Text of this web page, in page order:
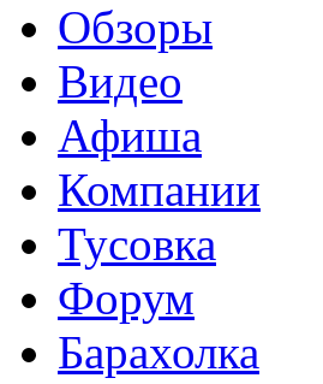
Обзоры
Видео
Афиша
Компании
Тусовка
Форум
Барахолка